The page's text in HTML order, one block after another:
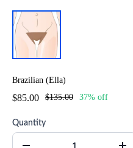
Brazilian (Ella)
$85.00 $135.00 37% off
Quantity